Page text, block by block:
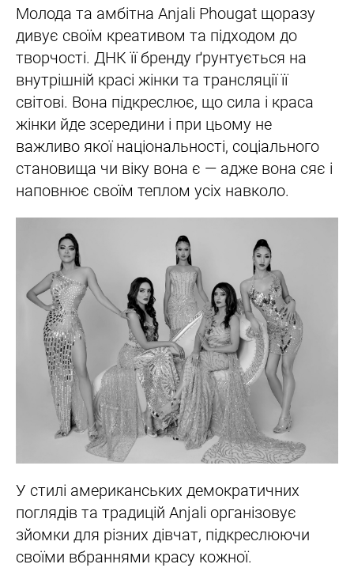
Молода та амбітна Anjali Phougat щоразу
дивує своїм креативом та підходом до
творчості. ДНК її бренду ґрунтується на
внутрішній красі жінки та трансляції її
світові. Вона підкреслює, що сила і краса
жінки йде зсередини і при цьому не
важливо якої національності, соціального
становища чи віку вона є — адже вона сяє і
наповнює своїм теплом усіх навколо.
У стилі американських демократичних
поглядів та традицій Anjali організовує
зйомки для різних дівчат, підкреслюючи
своїми вбраннями красу кожної.